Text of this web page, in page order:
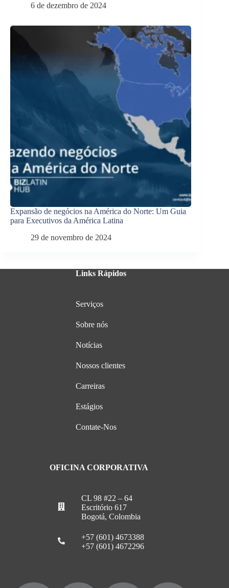
6 de dezembro de 2024
Expansão de negócios na América do Norte: Um Guia
para Executivos da América Latina
29 de novembro de 2024
Links Rápidos
Serviços
Sobre nós
Notícias
Nossos clientes
Carreiras
Estágios
Contate-Nos
OFICINA CORPORATIVA
CL 98 #22 – 64
Escritório 617
Bogotá, Colombia
+57 (601) 4673388
+57 (601) 4672296